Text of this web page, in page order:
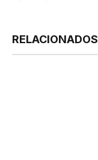
RELACIONADOS